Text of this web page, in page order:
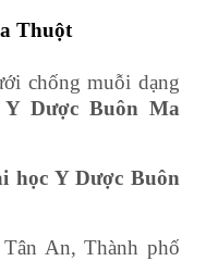
Thuột
chống muỗi dạng
Dược Buôn Ma
học Y Dược Buôn
An, Thành phố